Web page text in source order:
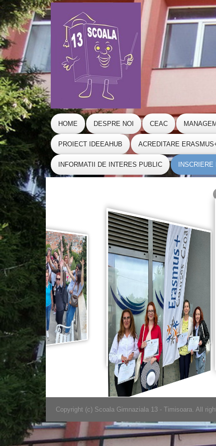
HOME DESPRE NOI CEAC
PROIECT IDEEAHUB ACREDITARE
INFORMATII DE INTERES PUBLIC
Copyright (c) Scoala Gimnaziala 13 - Timisoara. All